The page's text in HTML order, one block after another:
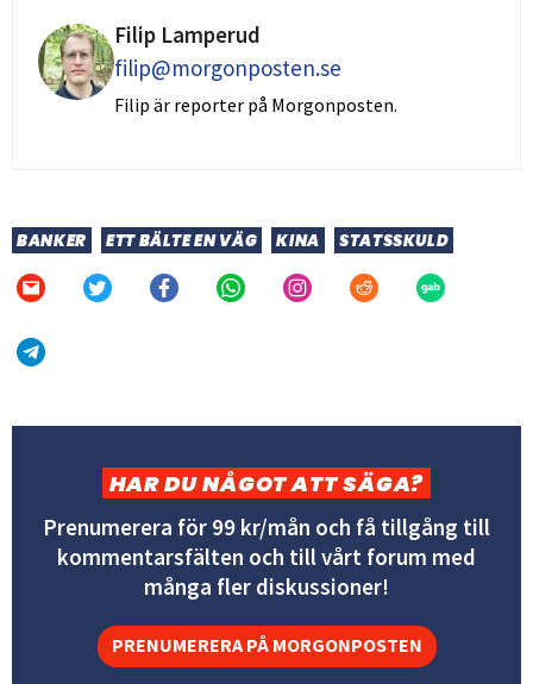
Filip Lamperud
filip@morgonposten.se
Filip är reporter på Morgonposten.
BANKER ETT BÄLTE EN VÄG KINA STATSSKULD
HAR DU NÅGOT ATT SÄGA?
Prenumerera för 99 kr/mån och få tillgång till
kommentarsfälten och till vårt forum med
många fler diskussioner!
PRENUMERERA PÅ MORGONPOSTEN